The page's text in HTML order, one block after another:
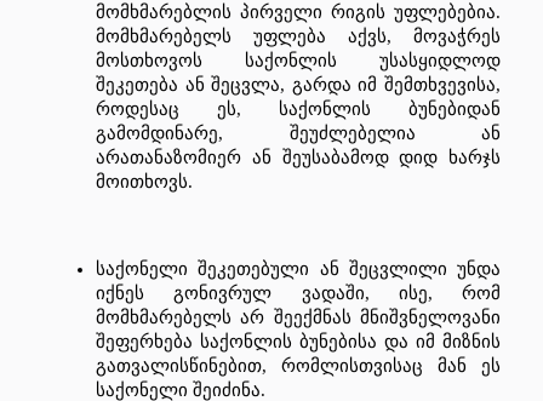
მომხმარებლის პირველი რიგის უფლებებია
მომხმარებელს
უფლება აქვს, მოვაჭრეს
მოსთხოვოს
საქონლის
უსასყიდლოდ
შეკეთება ან შეცვლა, გარდა იმ შემთხვევისა
როდესაც
ეს, საქონლის
ბუნებიდან
გამომდინარე, შეუძლებელია
ან
არათანაზომიერ ან შეუსაბამოდ დიდ
ხარჯს
მოითხოვს.
საქონელი შეკეთებული ან შეცვლილი უნდა
იქნეს
გონივრულ ვადაში, ისე, რომ
მომხმარებელს არ შეექმნას მნიშვნელოვანი
შეფერხება საქონლის ბუნებისა და იმ მიზნის
გათვალისწინებით, რომლისთვისაც მან
ეს
საქონელი შეიძინა.